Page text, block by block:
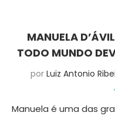
MANUELA
TODO MUNDO
por Luiz Antonio
Manuela é uma das